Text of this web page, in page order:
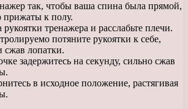
так, чтобы ваша спина была прямой,
прижаты к полу.
рукоятки тренажера и расслабьте плечи.
потяните рукоятки к себе,
сжав лопатки.
задержитесь на секунду, сильно сжав
в исходное положение, растягивая